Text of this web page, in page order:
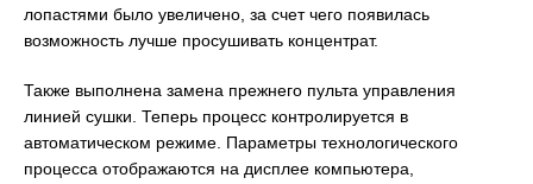
лопастями было увеличено, за счет чего появилась
возможность лучше просушивать концентрат.
Также выполнена замена прежнего пульта управления
линией сушки. Теперь процесс контролируется в
автоматическом режиме. Параметры технологического
процесса отображаются на дисплее компьютера,